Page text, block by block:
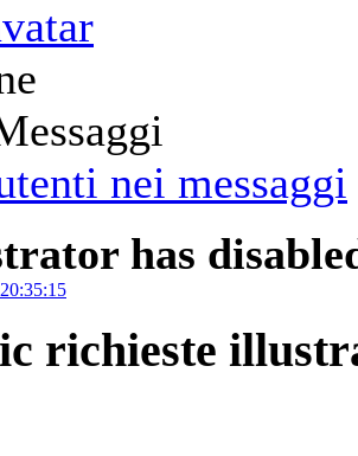
has
richieste